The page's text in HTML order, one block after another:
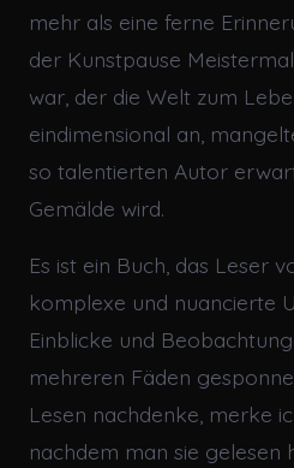
mehr als eine ferne
der Kunstpause
war, der die Welt zum
eindimensional an,
so talentierten Autor
Gemälde wird.
Es ist ein Buch, das Leser
komplexe und nuancierte
Einblicke und
mehreren Fäden
Lesen nachdenke, merke
nachdem man sie gelesen